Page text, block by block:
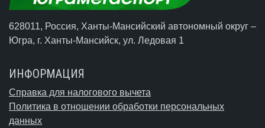
628011, Россия, Ханты-Мансийский автономный округ –
Югра, г. Ханты-Мансийск, ул. Ледовая 1
ИНФОРМАЦИЯ
Справка для налогового вычета
Политика в отношении обработки персональных
данных